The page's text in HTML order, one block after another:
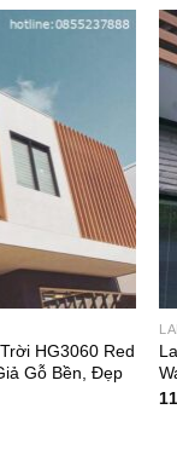
HG3060 Red
Gỗ Bền, Đẹp